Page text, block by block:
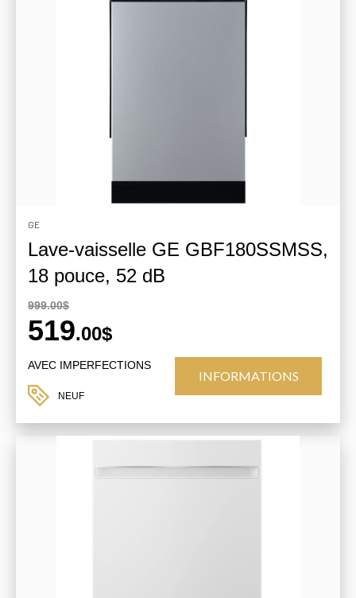
GE
Lave-vaisselle GE GBF180SSMSS,
18 pouce, 52 dB
999.00$
519.00$
AVEC IMPERFECTIONS
NEUF
INFORMATIONS